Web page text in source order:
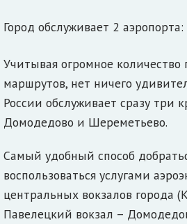
Город обслуживает 2 аэропорта:
Учитывая огромное
маршрутов, нет ничего
России обслуживает сразу три
Домодедово и Шереметьево.
Самый удобный способ
воспользоваться услугами
центральных вокзалов города
Павелецкий вокзал –